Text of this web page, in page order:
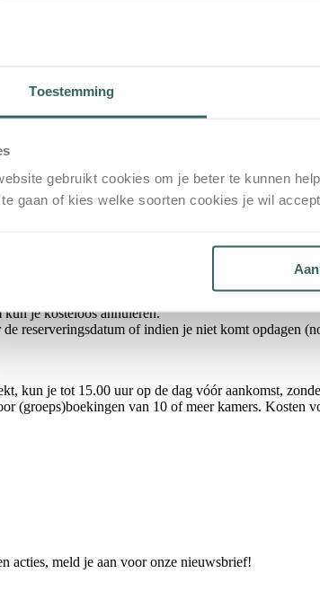
Toestemming
gebruikt cookies om je beter te kunnen
gaan of kies welke soorten cookies je wil
van het WiFi netwerk
je akkoord met onze huisregels.
uur inchecken
11:00 uur uitchecken
7 versnellingen)
en Engels
een heerlijk ontbijt. Afhankelijk van het aantal
je kosteloos annuleren.
reserveringsdatum of indien je niet komt opdagen
kun je tot 15.00 uur op de dag vóór aankomst,
(groeps)boekingen van 10 of meer kamers.
acties, meld je aan voor onze nieuwsbrief!